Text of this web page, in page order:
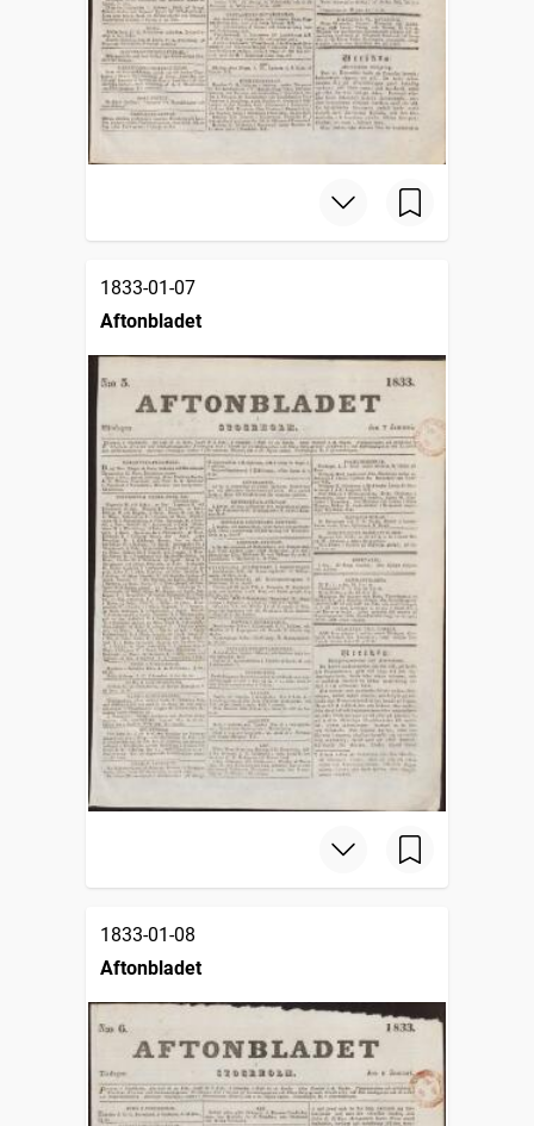
1833-01-07
Aftonbladet
1833-01-08
Aftonbladet